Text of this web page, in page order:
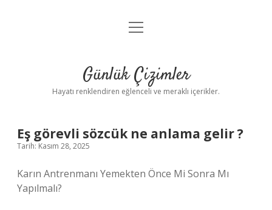
Anasayfa
Yasal Uyarı
menüyü
Günlük Çizimler
Hayatı renklendiren eğlenceli ve meraklı içerikler.
Eş görevli sözcük ne anlama gelir ?
Tarih: Kasım 28, 2025
Karın Antrenmanı Yemekten Önce Mi Sonra Mı
Yapılmalı?